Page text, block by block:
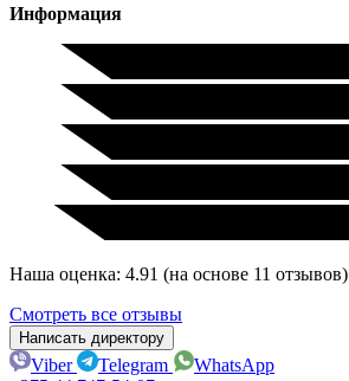
Информация
Наша оценка: 4.91 (на основе 11 отзывов)
Смотреть все отзывы
Написать директору
Viber Telegram
WhatsApp